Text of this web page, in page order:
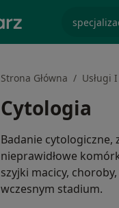
Strona Główna Usługi
Cytologia
Badanie
nieprawidłowe
szyjki macicy,
wczesnym stadium.